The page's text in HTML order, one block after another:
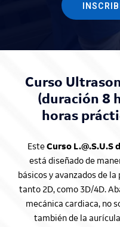
Curso
(duración 8
horas
EsteCurso L.@.S.U.S
está diseñado de
básicos y avanzados de
tanto 2D, como 3D/4D.
mecánica cardiaca, no
también de la